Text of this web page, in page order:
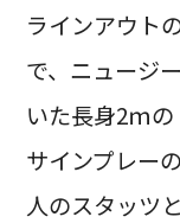
ラインアウト
で、ニュージ
いた長身2ｍ
サインプレー
人のスタッツ